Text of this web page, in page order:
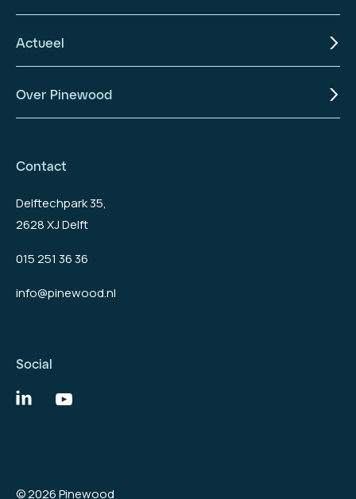
Actueel
Over Pinewood
Contact
Delftechpark 35,
2628 XJ Delft
015 251 36 36
info@pinewood.nl
Social
© 2026 Pinewood